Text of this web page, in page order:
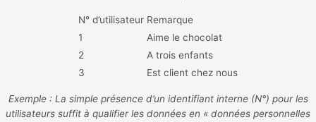
N° d’utilisateur Remarque
1
Aime le chocolat
2
A trois enfants
3
Est client chez nous
Exemple : La simple présence d’un identifiant interne (N°) pour les
utilisateurs suffit à qualifier les données en « données personnelles